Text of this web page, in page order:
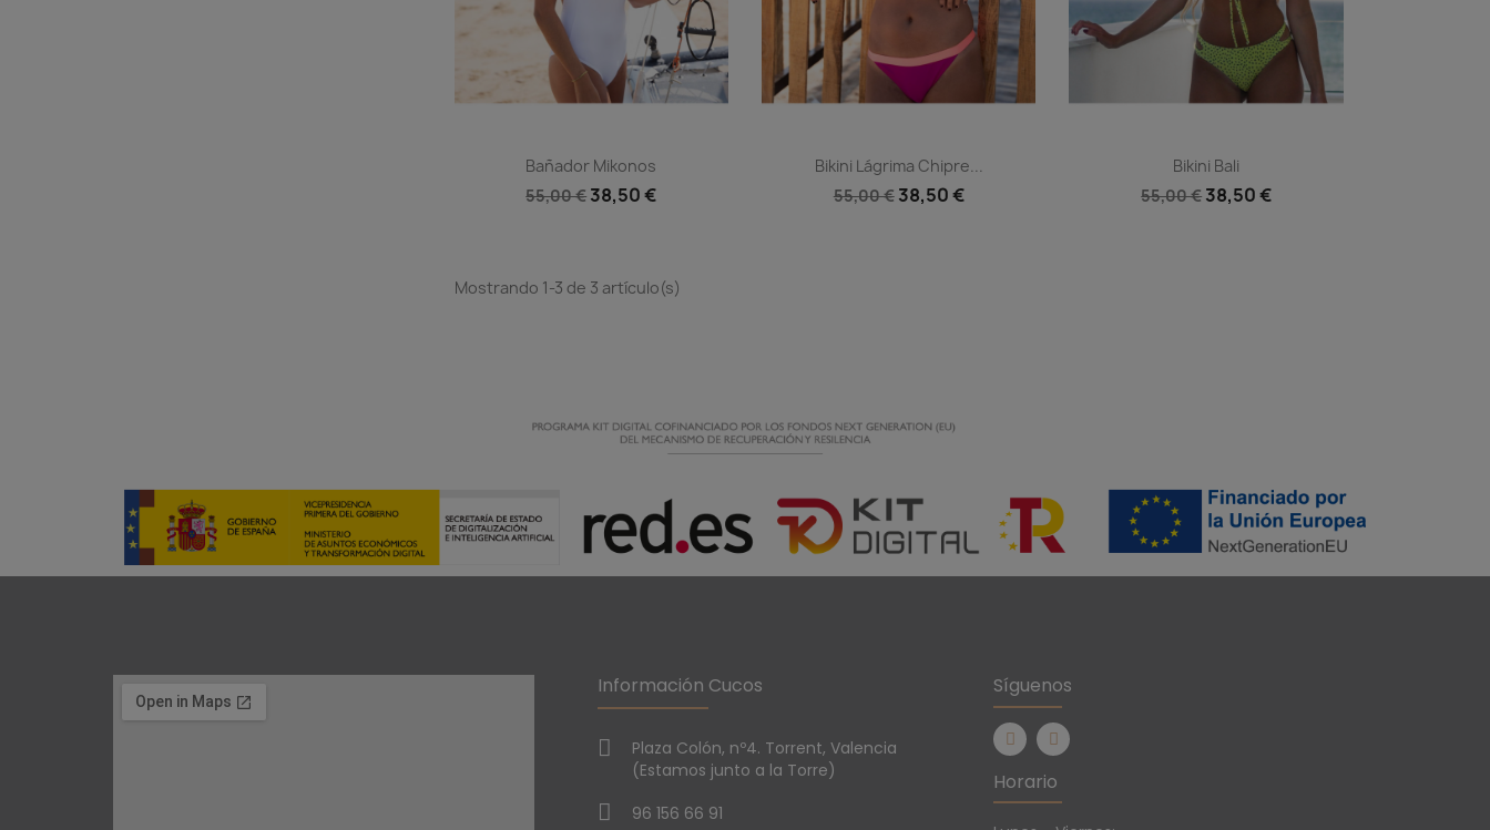
Vista rápida
Bañador Mikonos
55,00 € 38,50 €
 Vista rápida
Bikini Lágrima Chipre...
55,00 € 38,50 €
Vista rápida
Bikini Bali
55,00 € 38,50 €
Mostrando 1-3 de 3 artículo(s)
Información Cucos
Plaza Colón, nº4. Torrent, Valencia
(Estamos junto a la Torre)
96 156 66 91
Síguenos
Horario